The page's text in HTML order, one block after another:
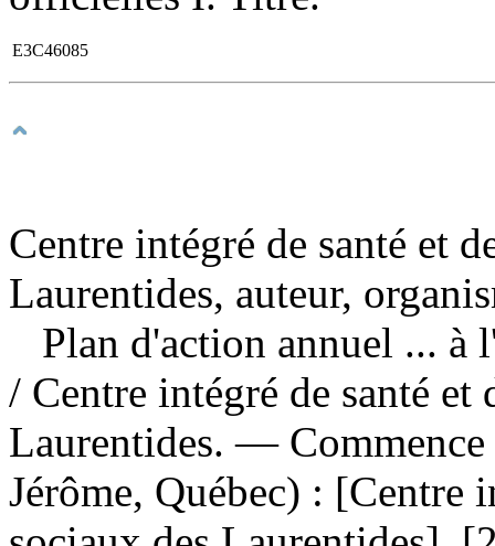
E3C46085
Centre intégré de santé et
Laurentides, auteur,
Plan d'action annuel ... à
/ Centre intégré de santé et
Laurentides. —
Jérôme, Québec) : [Centre